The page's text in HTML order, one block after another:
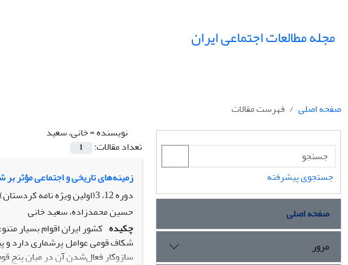
مجله مطالعات اجتماعی ایران
صفحه اصلی
فهرست مقالات
نویسنده =خانی، سعید
تعداد مقالات:
1
زمینه‌های تاریخی و اجتماعی مؤثر
دوره 12، 3(اولین ویژه نامه کردستان)، پاییز 1397، صفحه
حسین محمدزاده، سعید خانی
چکیده کشور ایران اقوام بسیار
شکاف قومی عوامل پرشماری دارد و
سازوکار فعال‌شدن آن در میان پنج
جستجوی پیشرفته
صفحه اصلی
مرور